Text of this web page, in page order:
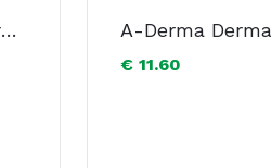
A-Derma Dermalibour+ Creme Cicatrizante Reparador 50ml
€ 11.60